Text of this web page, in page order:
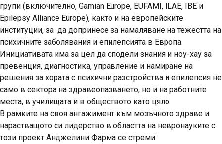
групи (включително, Gamian Europe, EUFAMI, ILAE, IBE и
Epilepsy Alliance Europe), както и на европейските
институции, за да допринесе за намаляване на тежестта на
психичните заболявания и епилепсията в Европа.
Инициативата има за цел да сподели знания и ноу-хау за
превенция, диагностика, управление и намиране на
решения за хората с психични разстройства и епилепсия не
само в сектора на здравеопазването, но и на работните
места, в училищата и в обществото като цяло.
В рамките на своя ангажимент към мозъчното здраве и
нарастващото си лидерство в областта на невронауките с
този проект Анджелини Фарма се стреми: